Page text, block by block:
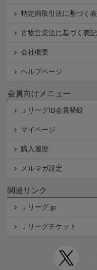
特定商取引法に基づく
古物営業法に基づく表記
会社概要
ヘルプページ
会員向けメニュー
ＪリーグID会員登録
マイページ
購入履歴
メルマガ設定
関連リンク
Ｊリーグ.jp
Ｊリーグチケット